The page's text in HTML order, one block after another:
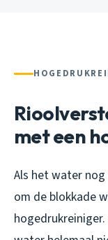
met een
Als het water
om de blokkade